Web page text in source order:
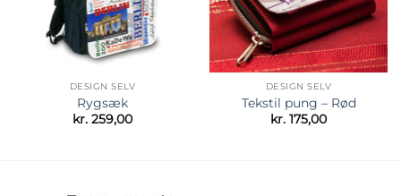
DESIGN SELV
Rygsæk
kr. 259,00
DESIGN SELV
Tekstil pung – Rød
kr. 175,00